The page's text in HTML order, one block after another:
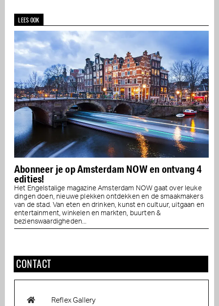
LEES OOK
Abonneer je op Amsterdam NOW en ontvang 4
edities!
Het Engelstalige magazine Amsterdam NOW gaat over leuke
dingen doen, nieuwe plekken ontdekken en de smaakmakers
van de stad. Van eten en drinken, kunst en cultuur, uitgaan en
entertainment, winkelen en markten, buurten &
bezienswaardigheden...
CONTACT
Reflex Gallery